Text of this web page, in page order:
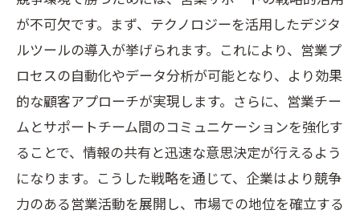
が不可欠です。まず、テクノロジーを活用したデジタ
ルツールの導入が挙げられます。これにより、営業プ
ロセスの自動化やデータ分析が可能となり、より効果
的な顧客アプローチが実現します。さらに、営業チー
ムとサポートチーム間のコミュニケーションを強化す
ることで、情報の共有と迅速な意思決定が行えるよう
になります。こうした戦略を通じて、企業はより競争
力のある営業活動を展開し、市場での地位を確立する